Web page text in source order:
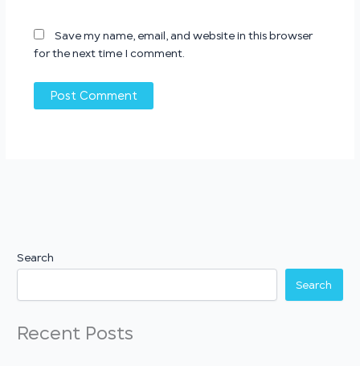
Save my name, email, and website in this browser
for the next time I comment.
Search
Search
Recent Posts